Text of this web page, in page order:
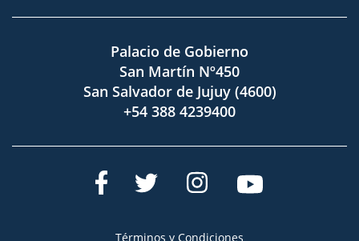
Palacio de Gobierno
San Martín Nº450
San Salvador de Jujuy (4600)
+54 388 4239400
Términos y Condiciones